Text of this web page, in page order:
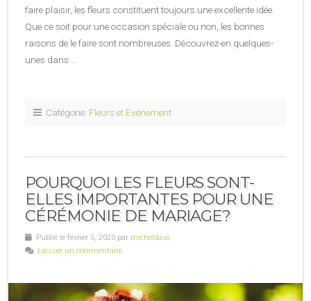
faire plaisir, les fleurs constituent toujours une excellente idée.
Que ce soit pour une occasion spéciale ou non, les bonnes
raisons de le faire sont nombreuses. Découvrez-en quelques-
unes dans …
Catégorie: Fleurs et Evénement
POURQUOI LES FLEURS SONT-
ELLES IMPORTANTES POUR UNE
CÉRÉMONIE DE MARIAGE?
Publié le février 5, 2020 par micheldavo
Laisser un commentaire